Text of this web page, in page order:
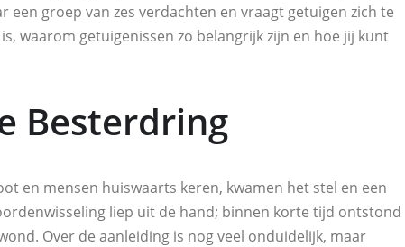
groep van zes verdachten en vraagt getuigen zich te
waarom getuigenissen zo belangrijk zijn en hoe jij kunt
Besterdring
en mensen huiswaarts keren, kwamen het stel en een
liep uit de hand; binnen korte tijd ontstond
Over de aanleiding is nog veel onduidelijk, maar